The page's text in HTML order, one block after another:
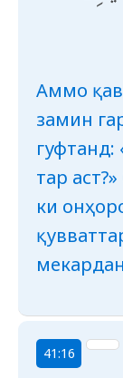
Аммо
замин
гуфтанд:
тар
ки
41:16